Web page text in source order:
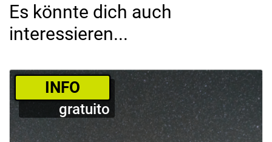
Es könnte dich auch
interessieren...
­INFO
gratuito